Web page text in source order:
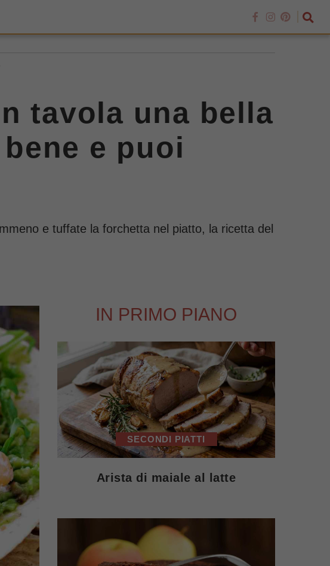
tavola una bella
e puoi
e tuffate la forchetta nel piatto, la ricetta del
IN PRIMO PIANO
SECONDI PIATTI
Arista di maiale al latte